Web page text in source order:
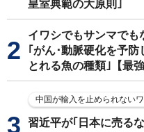
皇室典範の大原則｣
イワシでもサンマでも
｢がん･動脈硬化を予
とれる魚の種類｣【最
中国が輸入を止められない
習近平が｢日本に売る